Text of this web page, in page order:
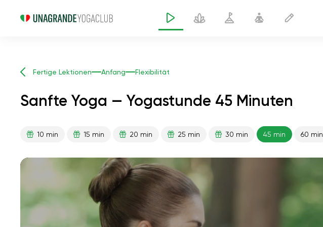
Fertige Lektionen Anfang Flexibilität
Sanfte Yoga — Yogastunde 45 Minuten
10 min 15 min 20 min 25 min 30 min 45 min 60 min
flucht der seele